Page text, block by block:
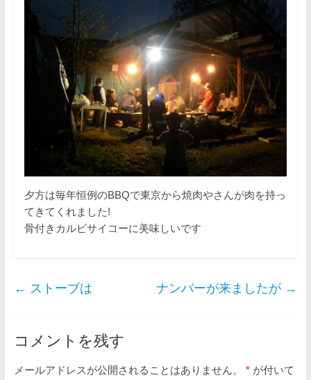
夕方は毎年恒例のBBQで東京から焼肉やさんが肉を持っ
てきてくれました!
骨付きカルビサイコーに美味しいです
← ストーブは ナンバーが来ましたが →
コメントを残す
メールアドレスが公開されることはありません。 *が付いて